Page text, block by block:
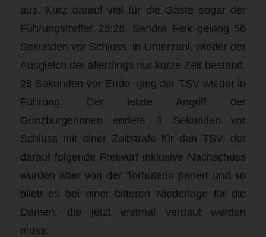
aus. Kurz darauf viel für die Gäste sogar der
Führungstreffer 25:26. Sandra Feik gelang 56
Sekunden vor Schluss, in Unterzahl, wieder der
Ausgleich der allerdings nur kurze Zeit bestand.
28 Sekunden vor Ende ging der TSV wieder in
Führung. Der letzte Angriff der
Günzburgerinnen endete 3 Sekunden vor
Schluss mit einer Zeitstrafe für den TSV, der
darauf folgende Freiwurf inklusive Nachschuss
wurden aber von der Torhüterin pariert und so
blieb es bei einer bitteren Niederlage für die
Damen, die jetzt erstmal verdaut werden
muss.